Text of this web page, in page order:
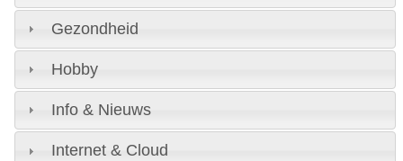
Gezondheid
Hobby
Info & Nieuws
Internet & Cloud